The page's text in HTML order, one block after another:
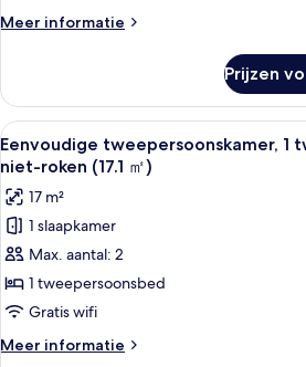
roken
Meer informatie
Meer
tweepersoonskamer,
slaapkamer,
niet-
Prijzen
Alle
foto's
voor
Eenvoudige
tweepersoonskamer,
1
tweepersoonsbed,
niet-
roken
(17.1
Een
5
Eenvoudige tweepersoonskamer, 1
niet-roken (17.1 ㎡)
17 m²
1 slaapkamer
Max. aantal: 2
1 tweepersoonsbed
Gratis wifi
Meer informatie
Meer